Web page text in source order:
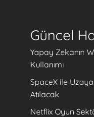
Güncel
Yapay Zekanın
Kullanımı
SpaceX ile
Atılacak
Netflix Oyun